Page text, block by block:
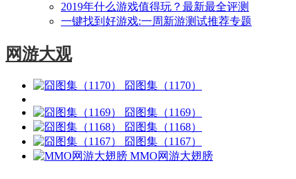
2019年什么游戏值得玩？最新最全评测
一键找到好游戏:一周新游测试推荐专题
网游大观
囧图集（1170）
囧图集（1169）
囧图集（1168）
囧图集（1167）
MMO网游大翅膀